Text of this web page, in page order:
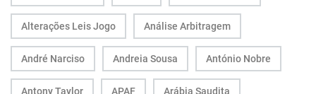
Alterações Leis Jogo Análise Arbitragem
André Narciso Andreia Sousa António Nobre
Antony Taylor APAF Arábia Saudita